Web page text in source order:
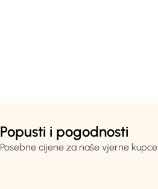
Popusti i pogodnosti
Posebne cijene za naše vjerne kupce